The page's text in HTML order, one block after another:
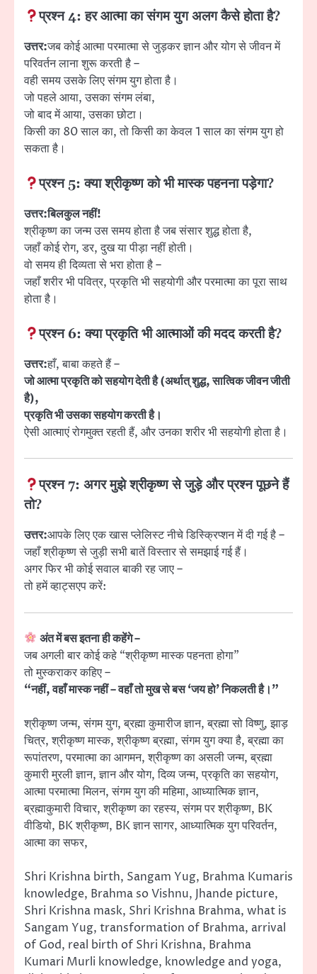
प्रश्न 4:हर आत्मा का संगम युग अलग कैसे होता है?
उत्तर:जब कोई आत्मा परमात्मा से जुड़कर ज्ञान और योग से जीवन में
परिवर्तन लाना शुरू करती है –
वही समय उसके लिए संगम युग होता है।
जो पहले आया, उसका संगम लंबा,
जो बाद में आया, उसका छोटा।
किसी का 80 साल का, तो किसी का केवल 1 साल का संगम युग हो
सकता है।
प्रश्न 5:क्या श्रीकृष्ण को भी मास्क पहनना पड़ेगा?
उत्तर:बिलकुल नहीं!
श्रीकृष्ण का जन्म उस समय होता है जब संसार शुद्ध होता है,
जहाँ कोई रोग, डर, दुख या पीड़ा नहीं होती।
वो समय ही दिव्यता से भरा होता है –
जहाँ शरीर भी पवित्र, प्रकृति भी सहयोगी और परमात्मा का पूरा साथ
होता है।
प्रश्न 6:क्या प्रकृति भी आत्माओं की मदद करती है?
उत्तर:हाँ, बाबा कहते हैं –
जो आत्मा प्रकृति को सहयोग देती है (अर्थात् शुद्ध, सात्विक जीवन जीती
है),
प्रकृति भी उसका सहयोग करती है।
ऐसी आत्माएं रोगमुक्त रहती हैं, और उनका शरीर भी सहयोगी होता है।
प्रश्न 7:अगर मुझे श्रीकृष्ण से जुड़े और प्रश्न पूछने हैं
तो?
उत्तर:आपके लिए एक खास प्लेलिस्ट नीचे डिस्क्रिप्शन में दी गई है –
जहाँ श्रीकृष्ण से जुड़ी सभी बातें विस्तार से समझाई गई हैं।
अगर फिर भी कोई सवाल बाकी रह जाए –
तो हमें व्हाट्सएप करें:
अंत में बस इतना ही कहेंगे –
जब अगली बार कोई कहे “श्रीकृष्ण मास्क पहनता होगा”
तो मुस्कराकर कहिए –
“नहीं, वहाँ मास्क नहीं – वहाँ तो मुख से बस ‘जय हो’ निकलती है।”
श्रीकृष्ण जन्म, संगम युग, ब्रह्मा कुमारीज ज्ञान, ब्रह्मा सो विष्णु, झाड़
चित्र, श्रीकृष्ण मास्क, श्रीकृष्ण ब्रह्मा, संगम युग क्या है, ब्रह्मा का
रूपांतरण, परमात्मा का आगमन, श्रीकृष्ण का असली जन्म, ब्रह्मा
कुमारी मुरली ज्ञान, ज्ञान और योग, दिव्य जन्म, प्रकृति का सहयोग,
आत्मा परमात्मा मिलन, संगम युग की महिमा, आध्यात्मिक ज्ञान,
ब्रह्माकुमारी विचार, श्रीकृष्ण का रहस्य, संगम पर श्रीकृष्ण, BK
वीडियो, BK श्रीकृष्ण, BK ज्ञान सागर, आध्यात्मिक युग परिवर्तन,
आत्मा का सफर,
Shri Krishna birth, Sangam Yug, Brahma Kumaris
knowledge, Brahma so Vishnu, Jhande picture,
Shri Krishna mask, Shri Krishna Brahma, what is
Sangam Yug, transformation of Brahma, arrival
of God, real birth of Shri Krishna, Brahma
Kumari Murli knowledge, knowledge and yoga,